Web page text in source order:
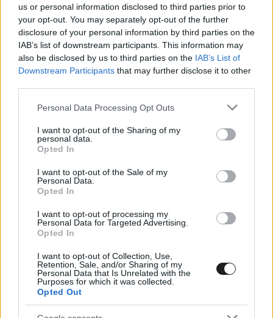
us or personal information disclosed to third parties prior to
your opt-out. You may separately opt-out of the further
disclosure of your personal information by third parties on the
IAB’s list of downstream participants. This information may
also be disclosed by us to third parties on the IAB’s List of
Downstream Participants that may further disclose it to other
Please note that this website/app uses one or more Google
not limited to your visit or usage behaviour. You may click to
grant or deny consent to Google and its third-party tags to
use your data for below specified purposes in below Google
consent section.
Personal Data Processing Opt Outs
I want to opt-out of the Sharing of my
personal data.
Opted In
I want to opt-out of the Sale of my
Personal Data.
Opted In
I want to opt-out of processing my
Personal Data for Targeted Advertising.
Opted In
I want to opt-out of Collection, Use,
Retention, Sale, and/or Sharing of my
Personal Data that Is Unrelated with the
Purposes for which it was collected.
Opted Out
Rosin két egykori versenyzőjéről is jó
véleménnyel van. Szerinte Pierre Gaslynak és
Antonio Giovinazzinak is helye van a Forma-1
mezőnyében.
Gasly a GP2 2016-os bajnoka jelenleg a japán
emellett pedig a Red Bull tartalékpilótája.
bajnokságban, a Ferrarinál tölti be a harmadik
versenyén rajthoz is állt a Sauberrel Pascal
Wehrlein helyettesként. A szezon hátralévő
részében pedig a Haas egyik autóját fogja
vezetni jó néhány pénteki gyakorláson.